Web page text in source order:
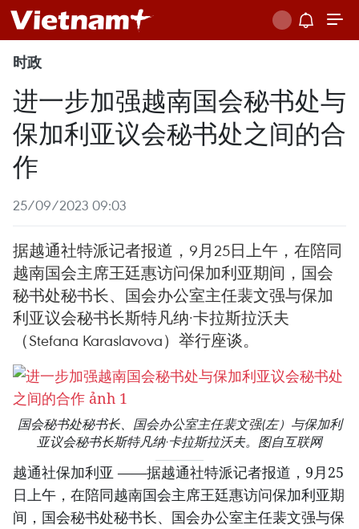
时政
进一步加强越南国会秘书处与
保加利亚议会秘书处之间的合
作
25/09/2023 09:03
据越通社特派记者报道，9月25日上午，在陪同
越南国会主席王廷惠访问保加利亚期间，国会
秘书处秘书长、国会办公室主任裴文强与保加
利亚议会秘书长斯特凡纳·卡拉斯拉沃夫
（Stefana Karaslavova）举行座谈。
国会秘书处秘书长、国会办公室主任裴文强(左）与保加利
亚议会秘书长斯特凡纳·卡拉斯拉沃夫。图自互联网
越通社保加利亚 ——据越通社特派记者报道，9月25
日上午，在陪同越南国会主席王廷惠访问保加利亚期
间，国会秘书处秘书长、国会办公室主任裴文强与保